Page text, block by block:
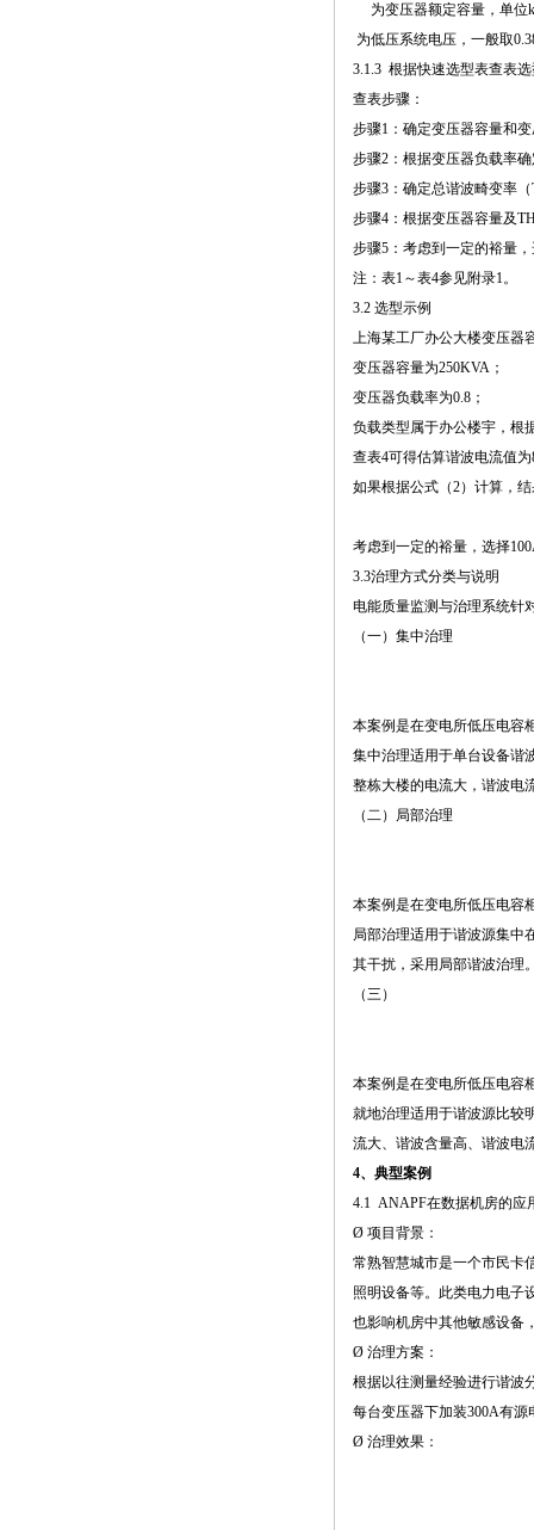
为变压器额定容量，单位
为低压系统电压，一般取
3.1.3 根据快速选型表查表
查表步骤：
步骤1：确定变压器容量和
步骤2：根据变压器负载率
步骤3：确定总谐波畸变率
步骤4：根据变压器容量及
步骤5：考虑到一定的裕量
注：表1～表4参见附录1。
3.2 选型示例
上海某工厂办公大楼变压器
变压器容量为250KVA；
变压器负载率为0.8；
负载类型属于办公楼宇，根
查表4可得估算谐波电流值
如果根据公式（2）计算，
考虑到一定的裕量，选择
3.3治理方式分类与说明
电能质量监测与治理系统针
（一）集中治理
本案例是在变电所低压电容
集中治理适用于单台设备谐
整栋大楼的电流大，谐波电
（二）局部治理
本案例是在变电所低压电容
局部治理适用于谐波源集中
其干扰，采用局部谐波治理
（三）
本案例是在变电所低压电容
就地治理适用于谐波源比较
流大、谐波含量高、谐波电
4、典型案例
4.1 ANAPF在数据机房的应
Ø 项目背景：
常熟智慧城市是一个市民卡
照明设备等。此类电力电子
也影响机房中其他敏感设备
Ø 治理方案：
根据以往测量经验进行谐波
每台变压器下加装300A有
Ø 治理效果：